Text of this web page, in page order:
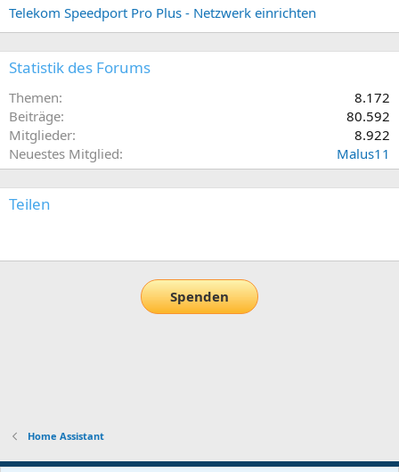
Telekom Speedport Pro Plus - Netzwerk einrichten
Statistik des Forums
Themen
8.172
Beiträge
80.592
Mitglieder
8.922
Neuestes Mitglied
Malus11
Teilen
Spenden
Home Assistant